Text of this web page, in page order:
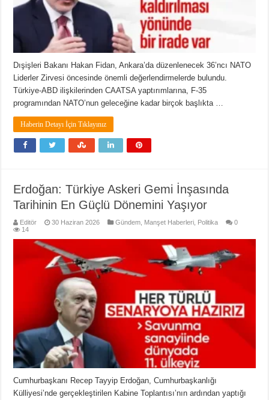
Dışişleri Bakanı Hakan Fidan, Ankara’da düzenlenecek 36’ncı NATO
Liderler Zirvesi öncesinde önemli değerlendirmelerde bulundu.
Türkiye-ABD ilişkilerinden CAATSA yaptırımlarına, F-35
programından NATO’nun geleceğine kadar birçok başlıkta …
Haberin Detayı İçin Tıklayınız
Erdoğan: Türkiye Askeri Gemi İnşasında
Tarihinin En Güçlü Dönemini Yaşıyor
Editör 30 Haziran 2026 Gündem Manşet Haberleri Politika
0
14
Cumhurbaşkanı Recep Tayyip Erdoğan, Cumhurbaşkanlığı
Külliyesi’nde gerçekleştirilen Kabine Toplantısı’nın ardından yaptığı